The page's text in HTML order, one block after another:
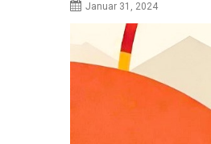
Januar 31, 2024